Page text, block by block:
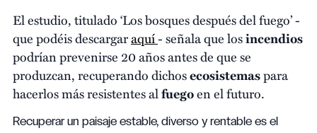
El estudio, titulado ‘Los bosques después del fuego’ -
que podéis descargaraquí- señala que losincendios
podrían prevenirse 20 años antes de que se
produzcan, recuperando dichosecosistemaspara
hacerlos más resistentes alfuegoen el futuro.
Recuperar un paisaje estable, diverso y rentable es el